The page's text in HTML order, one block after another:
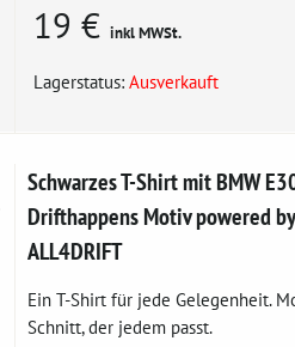
19 €inkl MWSt.
Lagerstatus:Ausverkauft
Schwarzes T-Shirt mit BMW
Drifthappens Motiv powered by
ALL4DRIFT
Ein T-Shirt für jede Gelegenheit.
Schnitt, der jedem passt.